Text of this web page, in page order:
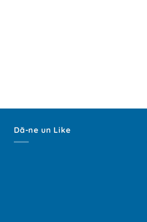
Dă-ne un Like